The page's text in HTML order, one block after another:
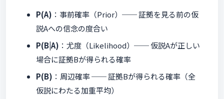
P(A) ：事前確率（Prior）── 証拠を見る前の仮
説Aへの信念の度合い
P(B|A) ：尤度（Likelihood）── 仮説Aが正しい
場合に証拠Bが得られる確率
P(B) ：周辺確率 ── 証拠Bが得られる確率（全
仮説にわたる加重平均）